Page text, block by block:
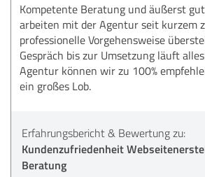
Kompetente Beratung und äußerst
arbeiten mit der Agentur seit kurzem
professionelle Vorgehensweise
Gespräch bis zur Umsetzung läuft
Agentur können wir zu 100%
ein großes Lob.
Erfahrungsbericht & Bewertung zu:
Kundenzufriedenheit
Beratung